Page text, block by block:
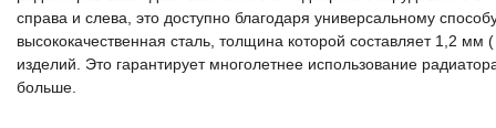
справа и слева, это доступно благодаря универсальному
высококачественная сталь, толщина которой составляет 1,2
изделий. Это гарантирует многолетнее использование
больше.